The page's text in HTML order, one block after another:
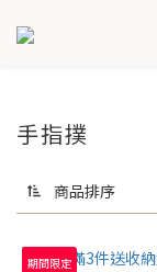
手指撲
商品排序
期間限定